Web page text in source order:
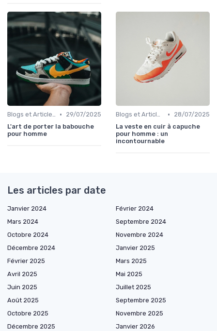
Blogs et Articles de Mode •
29/07/2025
L'art de porter la babouche
pour homme
Blogs et Articles de Mode •
28/07/2025
La veste en cuir à capuche
pour homme : un
incontournable
Les articles par date
Janvier 2024
Février 2024
Mars 2024
Septembre 2024
Octobre 2024
Novembre 2024
Décembre 2024
Janvier 2025
Février 2025
Mars 2025
Avril 2025
Mai 2025
Juin 2025
Juillet 2025
Août 2025
Septembre 2025
Octobre 2025
Novembre 2025
Décembre 2025
Janvier 2026